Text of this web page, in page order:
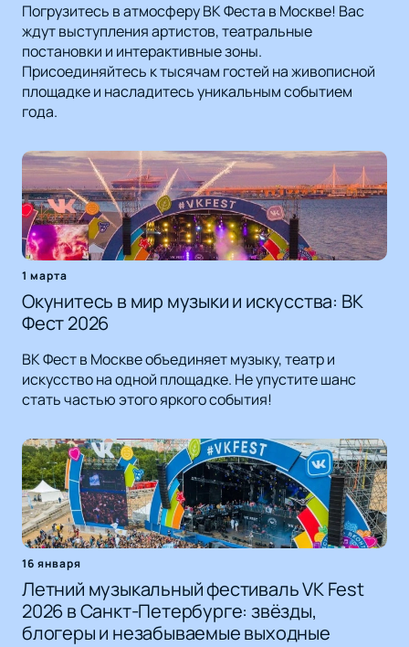
Погрузитесь в атмосферу ВК Феста в Москве! Вас
ждут выступления артистов, театральные
постановки и интерактивные зоны.
Присоединяйтесь к тысячам гостей на живописной
площадке и насладитесь уникальным событием
года.
1 марта
Окунитесь в мир музыки и искусства: ВК
Фест 2026
ВК Фест в Москве объединяет музыку, театр и
искусство на одной площадке. Не упустите шанс
стать частью этого яркого события!
16 января
Летний музыкальный фестиваль VK Fest
2026 в Санкт-Петербурге: звёзды,
блогеры и незабываемые выходные